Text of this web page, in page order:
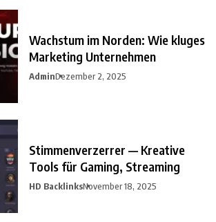
Wachstum im Norden: Wie kluges
Marketing Unternehmen
AdminDezember 2, 2025
Stimmenverzerrer — Kreative
Tools für Gaming, Streaming
HD BacklinksNovember 18, 2025